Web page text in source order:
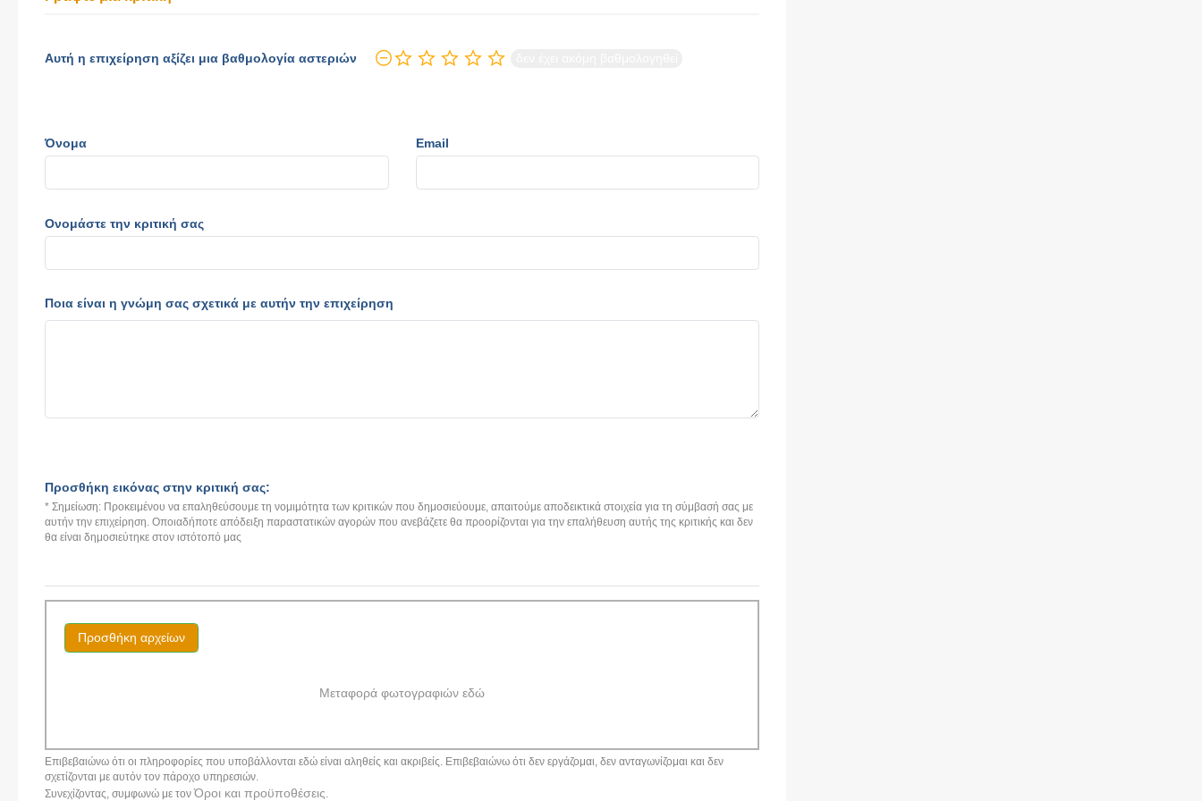
Αυτή η επιχείρηση αξίζει μια βαθμολογία αστεριών
Όνομα Email
Ονομάστε την κριτική σας
Ποια είναι η γνώμη σας σχετικά με αυτήν την επιχείρηση
Προσθήκη εικόνας στην κριτική σας:
* Σημείωση: Προκειμένου να επαληθεύσουμε τη νομιμότητα των κριτικών που δημοσιεύουμε, απαιτούμε αποδεικτικά στοιχεία για τη σύμβασή σας με
αυτήν την επιχείρηση. Οποιαδήποτε απόδειξη παραστατικών αγορών που ανεβάζετε θα προορίζονται για την επαλήθευση αυτής της κριτικής και δεν
θα είναι δημοσιεύτηκε στον ιστότοπό μας
Προσθήκη αρχείων
Μεταφορά φωτογραφιών εδώ
Επιβεβαιώνω ότι οι πληροφορίες που υποβάλλονται εδώ είναι αληθείς και ακριβείς. Επιβεβαιώνω ότι δεν εργάζομαι, δεν ανταγωνίζομαι και δεν
σχετίζονται με αυτόν τον πάροχο υπηρεσιών.
Συνεχίζοντας, συμφωνώ με τονΌροι και προϋποθέσεις.